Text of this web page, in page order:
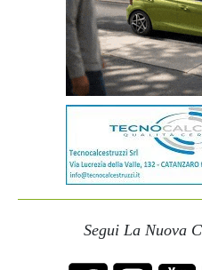
Segui La Nuova